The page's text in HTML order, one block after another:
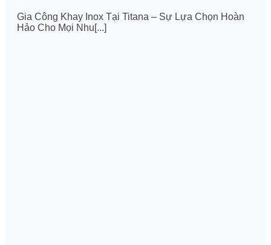
Gia Công Khay Inox Tại Titana – Sự Lựa Chọn Hoàn
Hảo Cho Mọi Nhu[...]